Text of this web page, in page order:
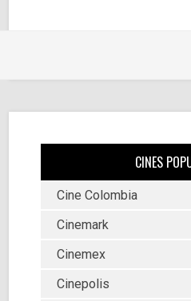
CINES
Cine Colombia
Cinemark
Cinemex
Cinepolis